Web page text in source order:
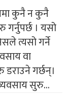
कुनै न कुनै
। यसो
त्यसो गर्ने
वा
डराउने गर्छन्।
सुरु...